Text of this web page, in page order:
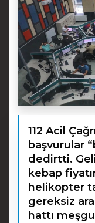
112 Acil
başvurular
dedirtti.
kebap
helikopter
gereksiz
hattı